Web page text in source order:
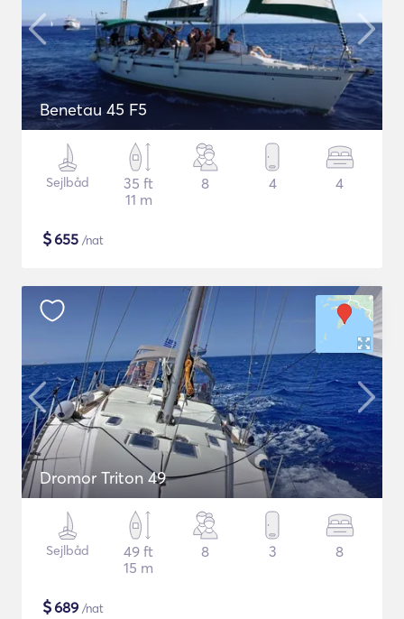
Benetau 45 F5
Sejlbåd
35 ft
11 m
8 4 4
$655 /nat
Dromor Triton 49
Sejlbåd
49 ft
15 m
8 3 8
$689 /nat